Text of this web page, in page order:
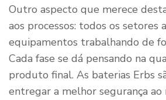
Outro aspecto que merece
aos processos: todos os setores
equipamentos trabalhando de
Cada fase se dá pensando na
produto final. As baterias Erbs
entregar a melhor segurança